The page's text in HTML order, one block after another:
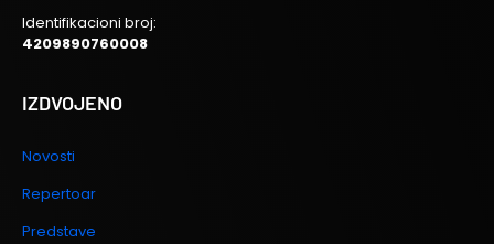
Identifikacioni broj:
4209890760008
IZDVOJENO
Novosti
Repertoar
Predstave